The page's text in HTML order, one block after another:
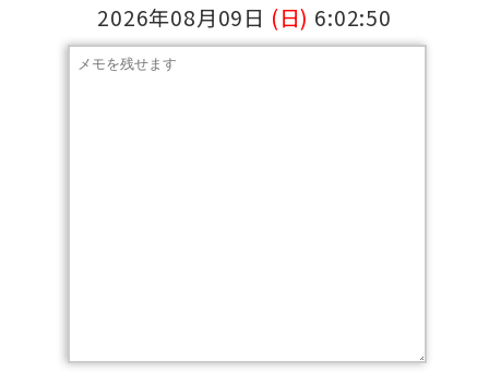
2026年08月09日 (日) 6:02:50